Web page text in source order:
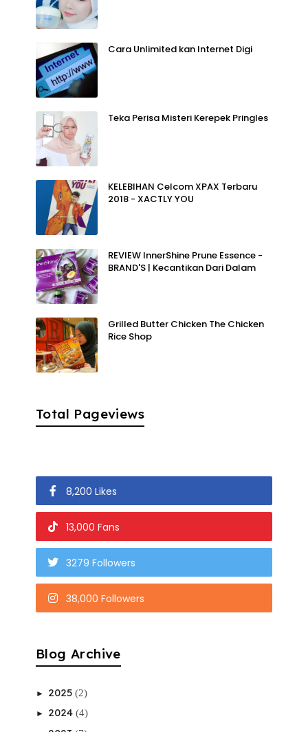
Cara Unlimited kan Internet Digi
Teka Perisa Misteri Kerepek Pringles
KELEBIHAN Celcom XPAX Terbaru
2018 - XACTLY YOU
REVIEW InnerShine Prune Essence -
BRAND'S | Kecantikan Dari Dalam
Grilled Butter Chicken The Chicken
Rice Shop
Total Pageviews
8,200 Likes
13,000 Fans
3279 Followers
38,000 Followers
Blog Archive
► 2025 (2)
► 2024 (4)